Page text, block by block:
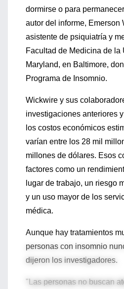
dormirse o para
autor del informe, Emerson
asistente de psiquiatría y
Facultad de Medicina de la
Maryland, en Baltimore,
Programa de Insomnio.
Wickwire y sus
investigaciones anteriores
los costos económicos
varían entre los 28 mil
millones de dólares. Esos
factores como un
lugar de trabajo, un riesgo
y un uso mayor de los
médica.
Aunque hay tratamientos
personas con insomnio
dijeron los investigadores.
"Las personas no buscan